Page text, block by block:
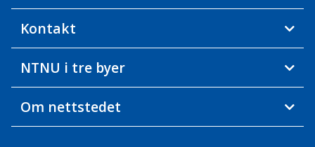
Kontakt
NTNU i tre byer
Om nettstedet